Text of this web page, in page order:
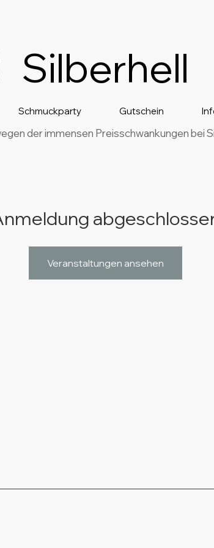
Schmuckparty Gutschein
der immensen Preisschwankungen bei
Silberhell
Veranstaltungen ansehen